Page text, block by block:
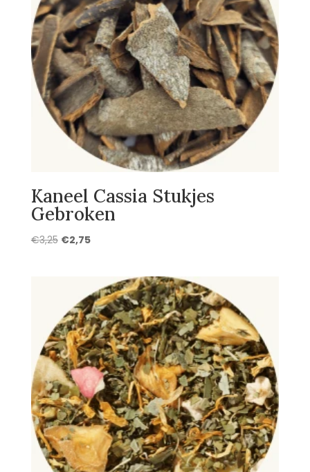
Kaneel Cassia Stukjes
Gebroken
€3,25 Oorspronkelijke
€2,75Huidige
€2,75.